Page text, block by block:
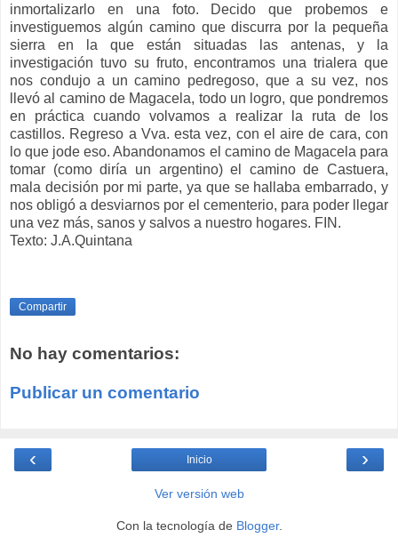
inmortalizarlo en una foto. Decido que probemos e
investiguemos algún camino que discurra por la pequeña
sierra en la que están situadas las antenas, y la
investigación tuvo su fruto, encontramos una trialera que
nos condujo a un camino pedregoso, que a su vez, nos
llevó al camino de Magacela, todo un logro, que pondremos
en práctica cuando volvamos a realizar la ruta de los
castillos. Regreso a Vva. esta vez, con el aire de cara, con
lo que jode eso. Abandonamos el camino de Magacela para
tomar (como diría un argentino) el camino de Castuera,
mala decisión por mi parte, ya que se hallaba embarrado, y
nos obligó a desviarnos por el cementerio, para poder llegar
una vez más, sanos y salvos a nuestro hogares. FIN.
Texto: J.A.Quintana
Compartir
No hay comentarios:
Publicar un comentario
‹ ›
Inicio
Ver versión web
Con la tecnología de Blogger.